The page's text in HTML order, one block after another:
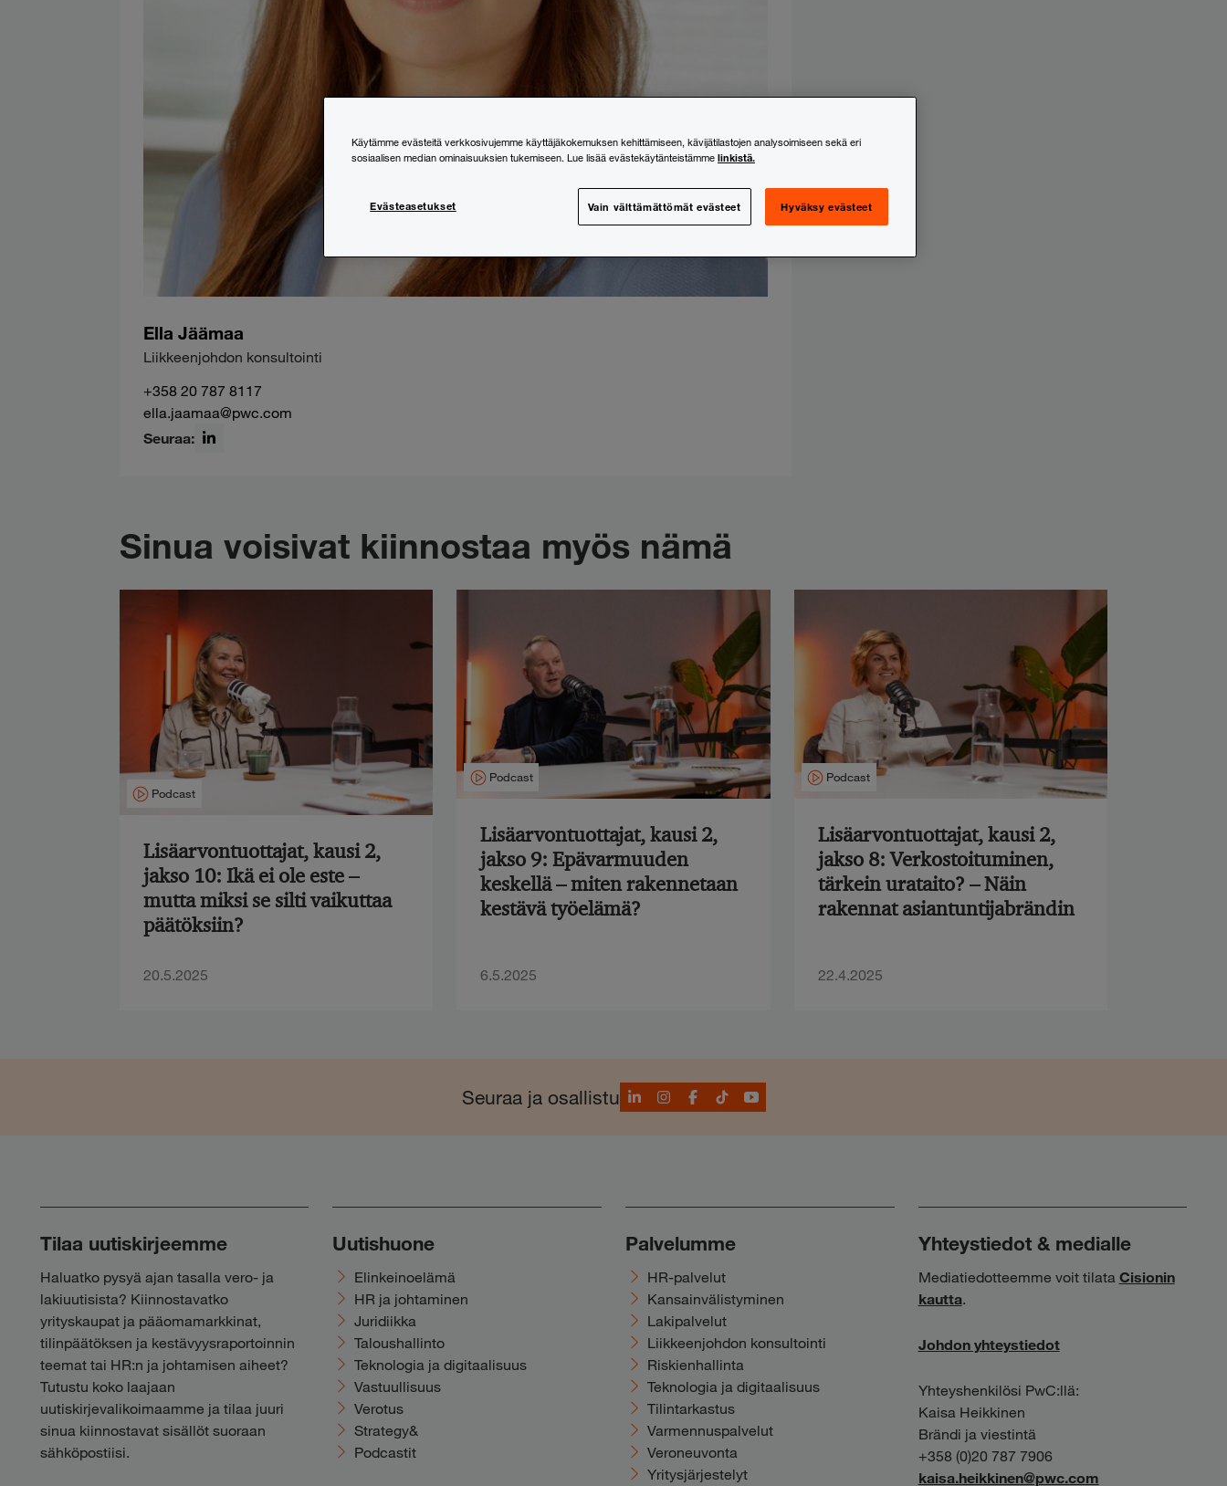
Ella Jäämaa
Liikkeenjohdon konsultointi
+358 20 787 8117
ella.jaamaa@pwc.com
Seuraa:
Sinua voisivat kiinnostaa myös nämä
Podcast
Lisäarvontuottajat, kausi 2,
jakso 10: Ikä ei ole este –
mutta miksi se silti vaikuttaa
päätöksiin?
20.5.2025
Podcast
Lisäarvontuottajat, kausi 2,
jakso 9: Epävarmuuden
keskellä – miten rakennetaan
kestävä työelämä?
6.5.2025
Podcast
Lisäarvontuottajat, kausi 2,
jakso 8: Verkostoituminen,
tärkein urataito? – Näin
rakennat asiantuntijabrändin
22.4.2025
Seuraa ja osallistuLinkedInInstagram
Facebook
TikTokYouTube
Tilaa uutiskirjeemme
Haluatko pysyä ajan tasalla vero- ja
lakiuutisista? Kiinnostavatko
yrityskaupat ja pääomamarkkinat,
tilinpäätöksen ja kestävyysraportoinnin
teemat tai HR:n ja johtamisen aiheet?
Tutustu koko laajaan
uutiskirjevalikoimaamme ja tilaa juuri
sinua kiinnostavat sisällöt suoraan
sähköpostiisi.
Uutishuone
Elinkeinoelämä
HR ja johtaminen
Juridiikka
Taloushallinto
Teknologia ja digitaalisuus
Vastuullisuus
Verotus
Strategy&
Podcastit
Palvelumme
HR-palvelut
Kansainvälistyminen
Lakipalvelut
Liikkeenjohdon konsultointi
Riskienhallinta
Teknologia ja digitaalisuus
Tilintarkastus
Varmennuspalvelut
Veroneuvonta
Yritysjärjestelyt
Yhteystiedot & medialle
Mediatiedotteemme voit tilata Cisionin
kautta.
Johdon yhteystiedot
Yhteyshenkilösi PwC:llä:
Kaisa Heikkinen
Brändi ja viestintä
+358 (0)20 787 7906
kaisa.heikkinen@pwc.com
Käytämme evästeitä verkkosivujemme käyttäjäkokemuksen kehittämiseen, kävijätilastojen analysoimiseen sekä eri
sosiaalisen median ominaisuuksien tukemiseen. Lue lisää evästekäytänteistämme linkistä.
Evästeasetukset Vain välttämättömät evästeet Hyväksy evästeet